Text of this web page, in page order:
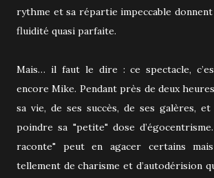
rythme et sa répartie impeccable donnent
fluidité quasi parfaite.
Mais… il faut le dire : ce spectacle,
encore Mike. Pendant près de deux
sa vie, de ses succès, de ses galères,
poindre sa "petite" dose
raconte" peut en agacer certains
tellement de charisme et d’autodérision